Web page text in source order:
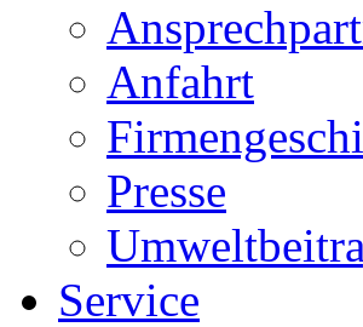
Anfahrt
Presse
Service